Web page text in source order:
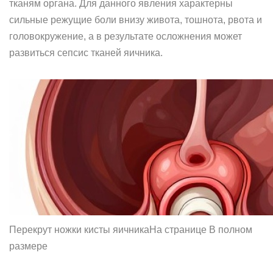
тканям органа. Для данного явления характерны
сильные режущие боли внизу живота, тошнота, рвота и
головокружение, а в результате осложнения может
развиться сепсис тканей яичника.
Перекрут ножки кисты яичникаНа странице В полном
размере